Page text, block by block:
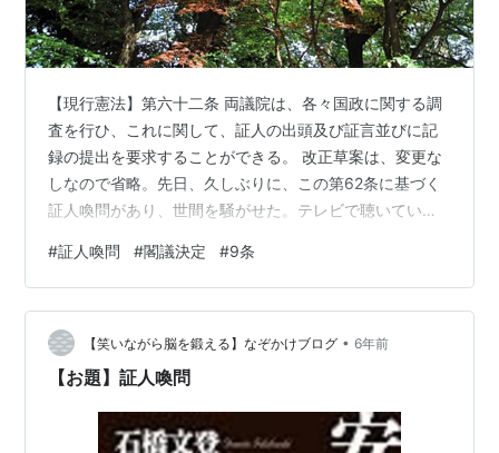
【現行憲法】第六十二条 両議院は、各々国政に関する調
査を行ひ、これに関して、証人の出頭及び証言並びに記
録の提出を要求することができる。 改正草案は、変更な
しなので省略。先日、久しぶりに、この第62条に基づく
証人喚問があり、世間を騒がせた。テレビで聴いてい
ありますので、証言は控えさせていただきます」の連
呼。 憲法は自白を強要してはいけないとか、強制して吐
かせた発言は証言とすることはできないなどという規定
があるから、強制できないので拒否できる。それも程を
弁えたたほうが身のためで、あれでは誰でも「危ない橋
#証人喚問 #閣議決定 #9条
【笑いながら脳を鍛える】なぞかけブログ • 6年前
【お題】証人喚問